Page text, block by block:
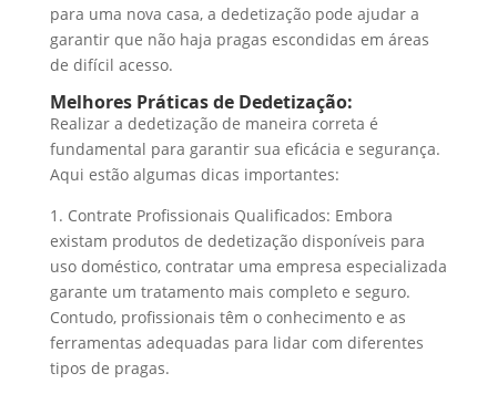
para uma nova casa, a dedetização pode ajudar a
garantir que não haja pragas escondidas em áreas
de difícil acesso.
Melhores Práticas de Dedetização:
Realizar a dedetização de maneira correta é
fundamental para garantir sua eficácia e segurança.
Aqui estão algumas dicas importantes:
1. Contrate Profissionais Qualificados: Embora
existam produtos de dedetização disponíveis para
uso doméstico, contratar uma empresa especializada
garante um tratamento mais completo e seguro.
Contudo, profissionais têm o conhecimento e as
ferramentas adequadas para lidar com diferentes
tipos de pragas.